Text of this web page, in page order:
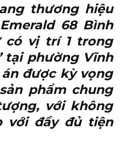
thương hiệu
Emerald 68 Bình
vị trí 1 trong
tại phường Vĩnh
án được kỳ vọng
phẩm chung
với không
với đầy đủ tiện